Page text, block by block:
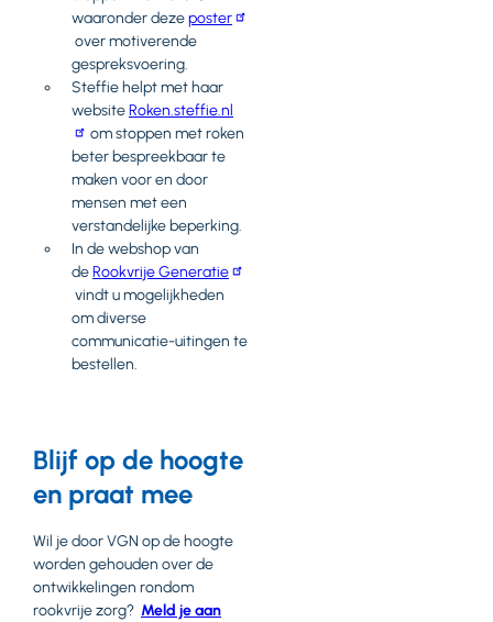
waaronder dezeposter
over motiverende
gespreksvoering.
Steffie helpt met haar
websiteRoken.steffie.nl
om stoppen met roken
beter bespreekbaar te
maken voor en door
mensen met een
verstandelijke beperking.
In de webshop van
deRookvrije Generatie
vindt u mogelijkheden
om diverse
communicatie-uitingen te
bestellen.
Blijf op de hoogte
en praat mee
Wil je door VGN op de hoogte
worden gehouden over de
ontwikkelingen rondom
rookvrije zorg? Meld je aan